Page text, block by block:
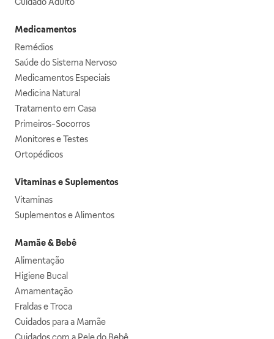
Medicamentos
Remédios
Saúde do Sistema Nervoso
Medicamentos Especiais
Medicina Natural
Tratamento em Casa
Primeiros-Socorros
Monitores e Testes
Ortopédicos
Vitaminas e Suplementos
Vitaminas
Suplementos e Alimentos
Mamãe & Bebê
Alimentação
Higiene Bucal
Amamentação
Fraldas e Troca
Cuidados para a Mamãe